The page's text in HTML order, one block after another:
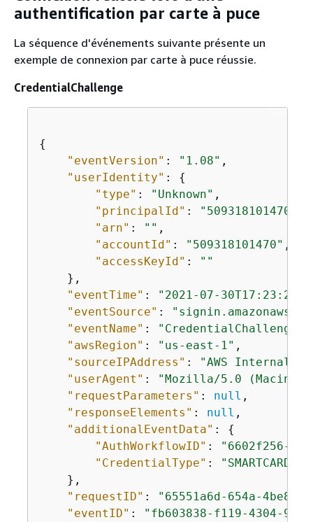
authentification par carte à puce
La séquence d'événements suivante présente un
exemple de connexion par carte à puce réussie.
CredentialChallenge
{
"eventVersion" : "1.08" ,
"userIdentity" : {
"type" : "Unknown" ,
"principalId" : "509318101470"
"arn" : "" ,
"accountId" : "509318101470" ,
"accessKeyId" :
""
    },
"eventTime" : "2021-07-30T17:23:29Z"
"eventSource" :
"eventName" : "CredentialChallenge"
"awsRegion" : "us-east-1" ,
"sourceIPAddress" : "AWS Internal"
"userAgent" :
"Mozilla/5.0
"requestParameters" : null ,
"responseElements" : null ,
"additionalEventData" : {
"AuthWorkflowID" :
"6602f256-
"CredentialType" :
"SMARTCARD"
    },
"requestID" :
"65551a6d-654a-4be8-
"eventID" :
"fb603838-f119-4304-